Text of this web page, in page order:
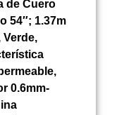
de Cuero
54″; 1.37m
Verde,
0.6mm-